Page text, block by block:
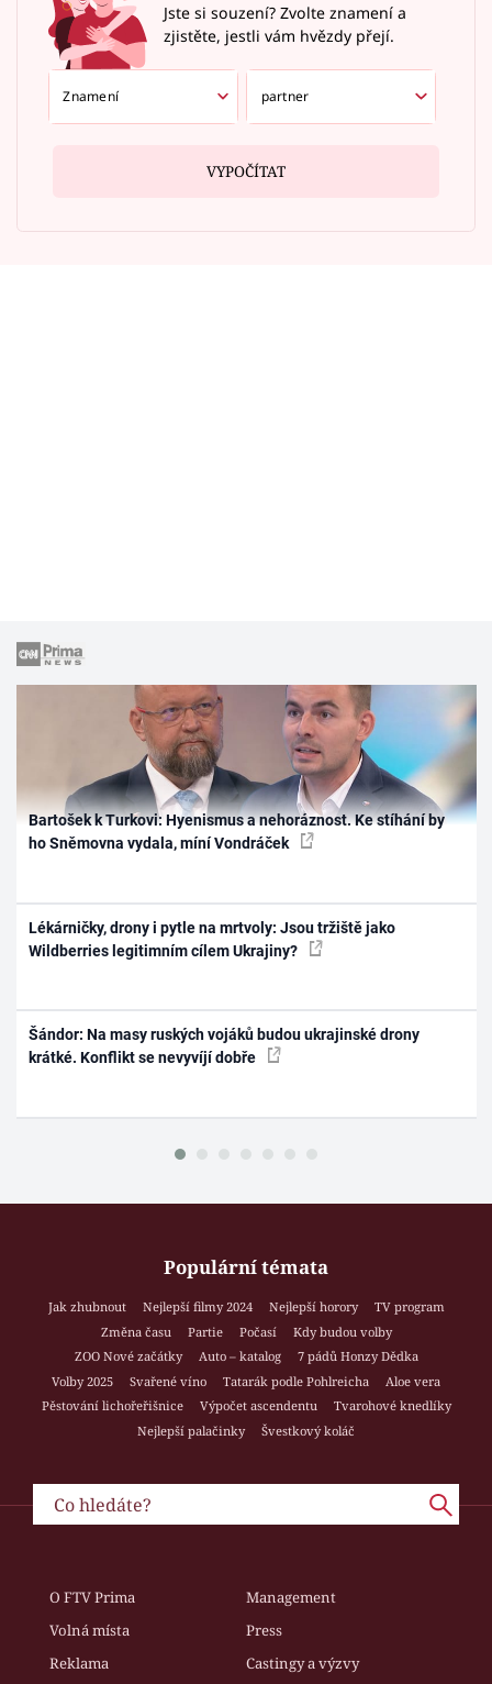
Jste si souzení? Zvolte znamení a
zjistěte, jestli vám hvězdy přejí.
VYPOČÍTAT
Bartošek k Turkovi: Hyenismus a nehoráznost. Ke stíhání by
ho Sněmovna vydala, míní Vondráček
Lékárničky, drony i pytle na mrtvoly: Jsou tržiště jako
Wildberries legitimním cílem Ukrajiny?
Šándor: Na masy ruských vojáků budou ukrajinské drony
krátké. Konflikt se nevyvíjí dobře
Populární témata
Jak zhubnout Nejlepší filmy 2024 Nejlepší horory
TV program
Změna času
Partie Počasí
Kdy budou volby
ZOO Nové začátky
Auto – katalog
7 pádů Honzy Dědka
Volby 2025
Svařené víno Tatarák podle Pohlreicha
Aloe vera
Pěstování lichořeřišnice
Výpočet ascendentu
Tvarohové knedlíky
Nejlepší palačinky
Švestkový koláč
O FTV Prima
Management
Volná místa
Press
Reklama
Castingy a výzvy